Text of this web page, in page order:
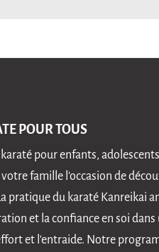
POUR TOUS
pour enfants,
famille l'occasion de
pratique du karaté Kanreikai
et la confiance en soi
et l'entraide. Notre